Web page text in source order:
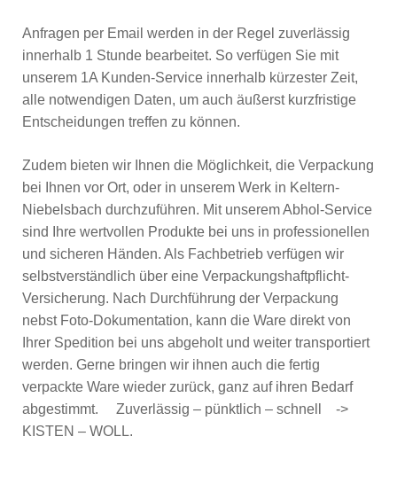
Anfragen per Email werden in der Regel zuverlässig
innerhalb 1 Stunde bearbeitet. So verfügen Sie mit
unserem 1A Kunden-Service innerhalb kürzester Zeit,
alle notwendigen Daten, um auch äußerst kurzfristige
Entscheidungen treffen zu können.
Zudem bieten wir Ihnen die Möglichkeit, die Verpackung
bei Ihnen vor Ort, oder in unserem Werk in Keltern-
Niebelsbach durchzuführen. Mit unserem Abhol-Service
sind Ihre wertvollen Produkte bei uns in professionellen
und sicheren Händen. Als Fachbetrieb verfügen wir
selbstverständlich über eine Verpackungshaftpflicht-
Versicherung. Nach Durchführung der Verpackung
nebst Foto-Dokumentation, kann die Ware direkt von
Ihrer Spedition bei uns abgeholt und weiter transportiert
werden. Gerne bringen wir ihnen auch die fertig
verpackte Ware wieder zurück, ganz auf ihren Bedarf
abgestimmt. Zuverlässig – pünktlich – schnell ->
KISTEN – WOLL.